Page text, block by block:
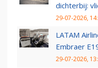
dichterbij:
29-07-2026,
LATAM
Embraer
29-07-2026,